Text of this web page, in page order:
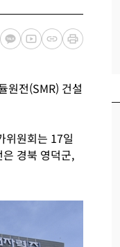
원전(SMR) 건설
위원회는 17일
경북 영덕군,